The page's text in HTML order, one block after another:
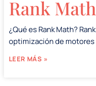
Rank Math
¿Qué es Rank Math?
optimización de
LEER MÁS »